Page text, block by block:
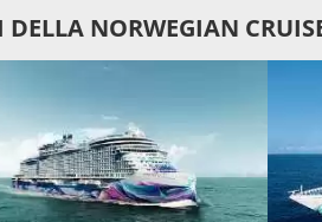
DELLA NORWEGIAN